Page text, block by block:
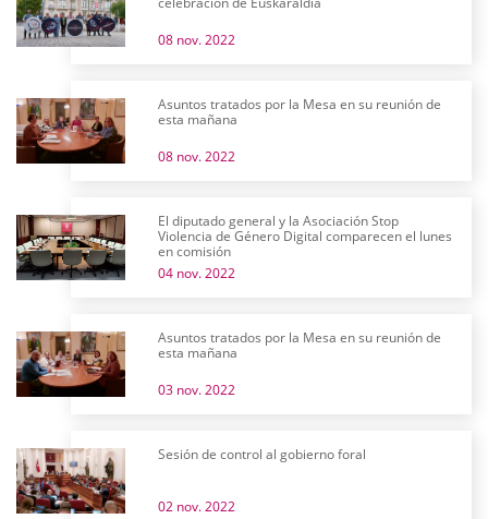
08 nov. 2022
Asuntos tratados por la Mesa en su reunión de
esta mañana
08 nov. 2022
El diputado general y la Asociación Stop
Violencia de Género Digital comparecen el lunes
en comisión
04 nov. 2022
Asuntos tratados por la Mesa en su reunión de
esta mañana
03 nov. 2022
Sesión de control al gobierno foral
02 nov. 2022